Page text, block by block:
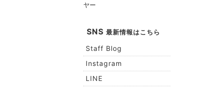
ヤー
SNS 最新情報はこちら
Staff Blog
Instagram
LINE